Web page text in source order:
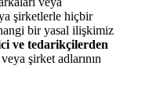
şirketlerle hiçbir
bir yasal ilişkimiz
ve tedarikçilerden
şirket adlarının